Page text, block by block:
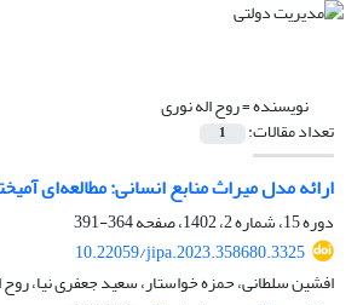
نویسنده =روح اله نوری
تعداد مقالات: 1
ارائه مدل میراث منابع انسانی: مطالعه‌ای
دوره 15، شماره 2، 1402، صفحه
364-391
10.22059/jipa.2023.358680.3325
افشین سلطانی، حمزه خواستار، سعید جعفری نیا، روح